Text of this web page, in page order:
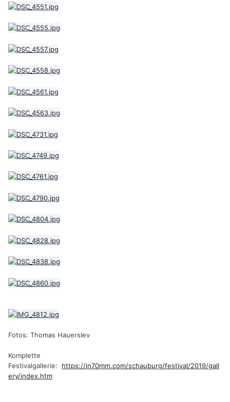
Fotos: Thomas Hauerslev
Komplette
Festivalgallerie: https://in70mm.com/schauburg/festival/2019/gall
ery/index.htm